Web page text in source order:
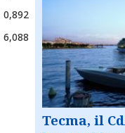
0,892
6,088
Tecma, il